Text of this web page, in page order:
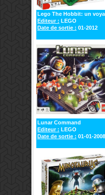
Lego The Hobbit: un
Editeur : LEGO
Date de sortie : 01-2012
Lunar Command
Editeur : LEGO
Date de sortie : 01-01-2008